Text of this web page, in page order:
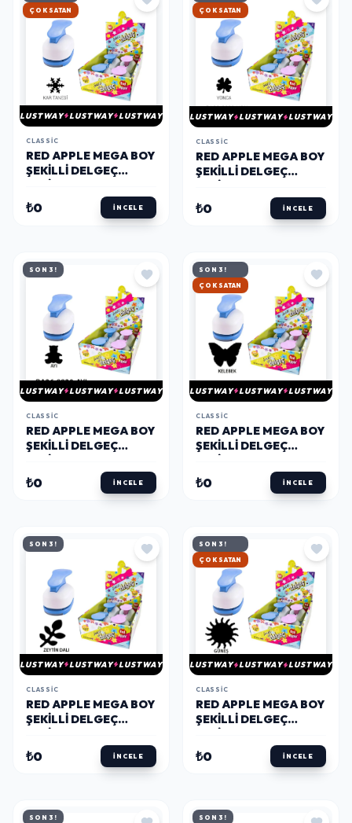
HIZLI KARGO
LUSTWAY LUSTWAY LUSTWAY
CLASSIC
RED APPLE MEGA BOY
ŞEKILLI DELGEÇ
KAR TANESİ
₺0 İNCELE
HIZLI KARGO
LUSTWAY LUSTWAY LUSTWAY
CLASSIC
RED APPLE MEGA BOY
ŞEKILLI DELGEÇ
YONCA
₺0 İNCELE
SON 3!
LUSTWAY LUSTWAY LUSTWAY
CLASSIC
RED APPLE MEGA BOY
ŞEKILLI DELGEÇ
AYICIK
₺0 İNCELE
SON 3!
HIZLI KARGO
LUSTWAY LUSTWAY LUSTWAY
CLASSIC
RED APPLE MEGA BOY
ŞEKILLI DELGEÇ
KELEBEK
₺0 İNCELE
SON 3!
LUSTWAY LUSTWAY LUSTWAY
CLASSIC
RED APPLE MEGA BOY
ŞEKILLI DELGEÇ
ZEYTİN DALI
₺0 İNCELE
SON 3!
HIZLI KARGO
LUSTWAY LUSTWAY LUSTWAY
CLASSIC
RED APPLE MEGA BOY
ŞEKILLI DELGEÇ
GÜNEŞ
₺0 İNCELE
SON 3! SON 3!